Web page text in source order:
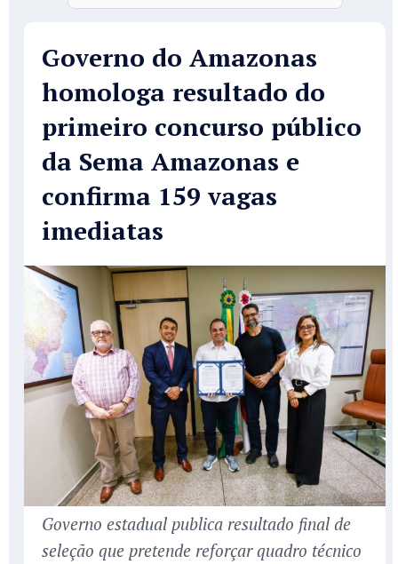
Governo do Amazonas
homologa resultado do
primeiro concurso público
da Sema Amazonas e
confirma 159 vagas
imediatas
Governo estadual publica resultado final de
seleção que pretende reforçar quadro técnico